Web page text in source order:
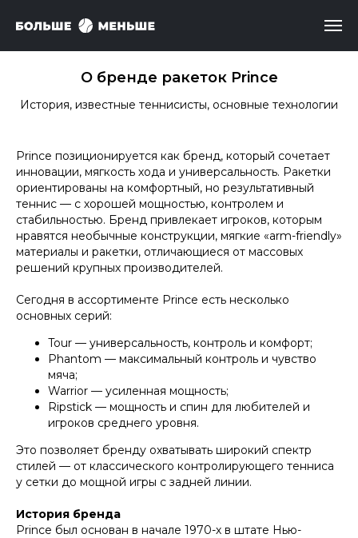
О бренде ракеток Prince
История, известные теннисисты, основные технологии
Prince позиционируется как бренд, который сочетает
инновации, мягкость хода и универсальность. Ракетки
ориентированы на комфортный, но результативный
теннис — с хорошей мощностью, контролем и
стабильностью. Бренд привлекает игроков, которым
нравятся необычные конструкции, мягкие «arm-friendly»
материалы и ракетки, отличающиеся от массовых
решений крупных производителей.
Сегодня в ассортименте Prince есть несколько
основных серий:
Tour — универсальность, контроль и комфорт;
Phantom — максимальный контроль и чувство
мяча;
Warrior — усиленная мощность;
Ripstick — мощность и спин для любителей и
игроков среднего уровня.
Это позволяет бренду охватывать широкий спектр
стилей — от классического контролирующего тенниса
у сетки до мощной игры с задней линии.
История бренда
Prince был основан в начале 1970-х в штате Нью-